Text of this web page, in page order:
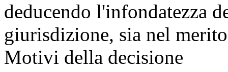
deducendo l'infondatezza
giurisdizione, sia nel
Motivi della decisione